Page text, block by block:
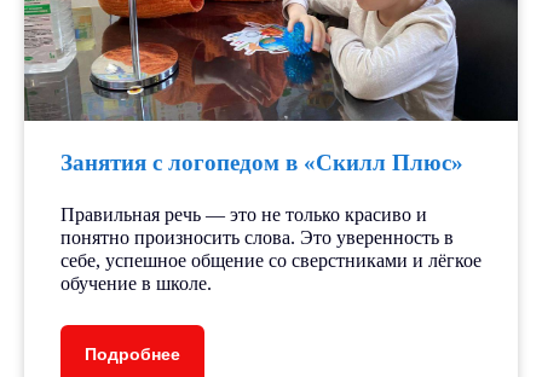
Занятия с логопедом в «Скилл Плюс»
Правильная речь — это не только красиво и
понятно произносить слова. Это уверенность в
себе, успешное общение со сверстниками и лёгкое
обучение в школе.
Подробнее